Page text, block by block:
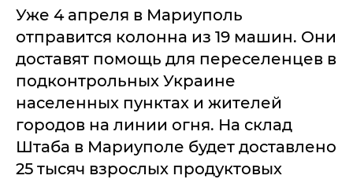
Уже 4 апреля в Мариуполь
отправится колонна из 19 машин. Они
доставят помощь для переселенцев в
подконтрольных Украине
населенных пунктах и жителей
городов на линии огня. На склад
Штаба в Мариуполе будет доставлено
25 тысяч взрослых продуктовых